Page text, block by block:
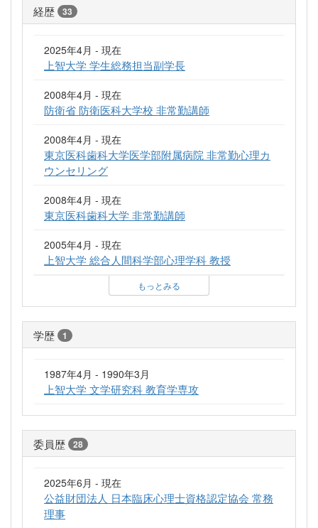
経歴 33
2025年4月 - 現在
上智大学 学生総務担当副学長
2008年4月 - 現在
防衛省 防衛医科大学校 非常勤講師
2008年4月 - 現在
東京医科歯科大学医学部附属病院 非常勤心理カ
ウンセリング
2008年4月 - 現在
東京医科歯科大学 非常勤講師
2005年4月 - 現在
上智大学 総合人間科学部心理学科 教授
もっとみる
学歴 1
1987年4月 - 1990年3月
上智大学 文学研究科 教育学専攻
委員歴 28
2025年6月 - 現在
公益財団法人 日本臨床心理士資格認定協会 常務
理事